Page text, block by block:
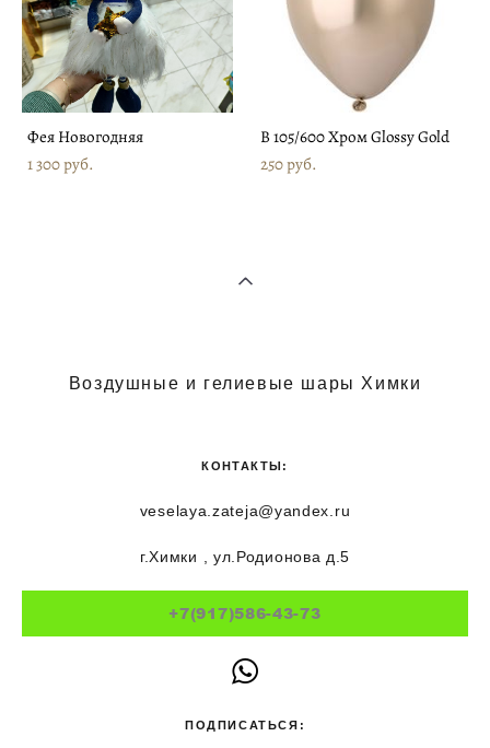
Фея Новогодняя
1 300 pуб.
В 105/600 Хром Glossy Gold
250 pуб.
Воздушные и гелиевые шары Химки
КОНТАКТЫ:
veselaya.zateja@yandex.ru
г.Химки , ул.Родионова д.5
+7(917)586-43-73
ПОДПИСАТЬСЯ: